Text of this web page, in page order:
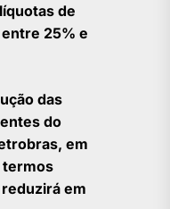
de
25% e
das
do
em
termos
em